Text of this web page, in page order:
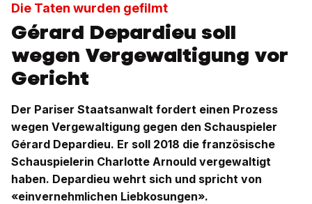
Die Taten wurden gefilmt
Gérard Depardieu soll
wegen Vergewaltigung vor
Gericht
Der Pariser Staatsanwalt fordert einen Prozess
wegen Vergewaltigung gegen den Schauspieler
Gérard Depardieu. Er soll 2018 die französische
Schauspielerin Charlotte Arnould vergewaltigt
haben. Depardieu wehrt sich und spricht von
«einvernehmlichen Liebkosungen».